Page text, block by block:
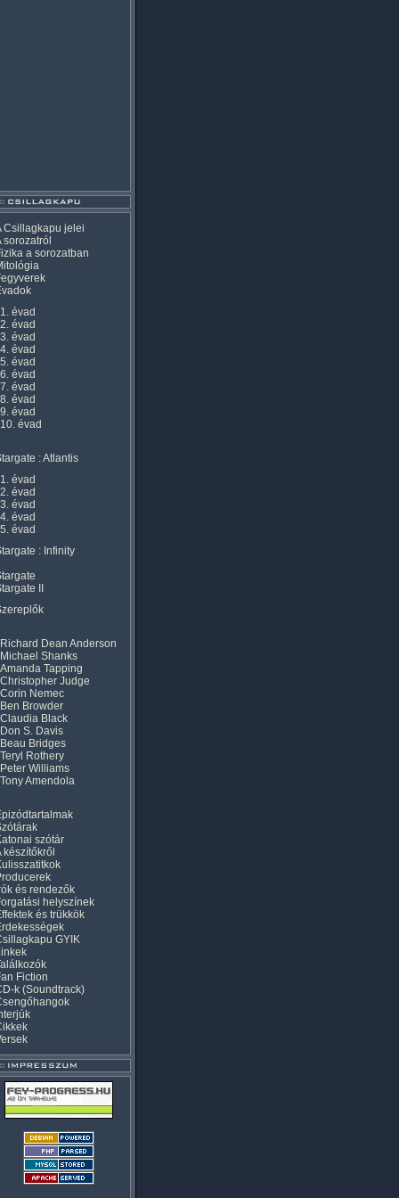
Csillagkapu jelei
sorozatról
a sorozatban
1. évad
2. évad
3. évad
4. évad
5. évad
6. évad
7. évad
8. évad
9. évad
10. évad
: Atlantis
1. évad
2. évad
3. évad
4. évad
5. évad
: Infinity
II
Richard Dean Anderson
Michael Shanks
Amanda Tapping
Christopher Judge
Corin Nemec
Ben Browder
Claudia Black
Don S. Davis
Beau Bridges
Teryl Rothery
Peter Williams
Tony Amendola
szótár
készítőkről
és rendezők
helyszínek
és trükkök
GYIK
Fiction
k (Soundtrack)